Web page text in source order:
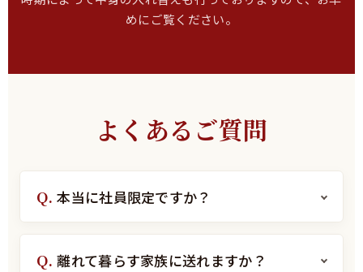
めにご覧ください。
よくあるご質問
本当に社員限定ですか？
離れて暮らす家族に送れますか？